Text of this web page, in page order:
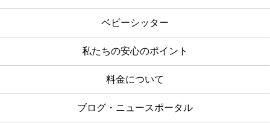
ベビーシッター
私たちの安心のポイント
料金について
ブログ・ニュースポータル